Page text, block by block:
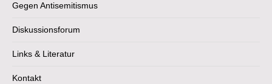
Gegen Antisemitismus
Diskussionsforum
Links & Literatur
Kontakt